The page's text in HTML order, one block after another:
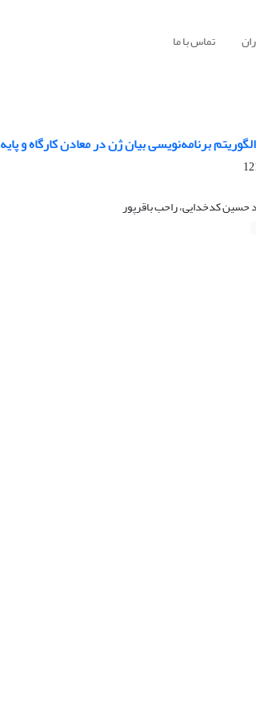
تماس با ما
برنامه‌نویسی بیان ژن در معادن کارگاه و پایه
حسین کدخدایی، راحب باقرپور